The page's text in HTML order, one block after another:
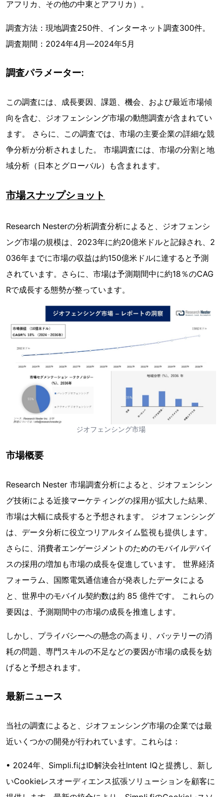
アフリカ、その他の中東とアフリカ）。
調査方法：現地調査250件、インターネット調査300件。
調査期間：2024年4月―2024年5月
調査パラメーター:
この調査には、成長要因、課題、機会、および最近市場傾
向を含む、ジオフェンシング市場の動態調査が含まれてい
ます。 さらに、この調査では、市場の主要企業の詳細な競
争分析が分析されました。 市場調査には、市場の分割と地
域分析（日本とグローバル）も含まれます。
市場スナップショット
Research Nesterの分析調査分析によると、ジオフェンシ
ング市場の規模は、2023年に約20億米ドルと記録され、2
036年までに市場の収益は約150億米ドルに達すると予測
されています。さらに、市場は予測期間中に約18％のCAG
Rで成長する態勢が整っています。
ジオフェンシング市場
市場概要
Research Nester 市場調査分析によると、ジオフェンシン
グ技術による近接マーケティングの採用が拡大した結果、
市場は大幅に成長すると予想されます。 ジオフェンシング
は、データ分析に役立つリアルタイム監視も提供します。
さらに、消費者エンゲージメントのためのモバイルデバイ
スの採用の増加も市場の成長を促進しています。 世界経済
フォーラム、国際電気通信連合が発表したデータによる
と、世界中のモバイル契約数は約 85 億件です。 これらの
要因は、予測期間中の市場の成長を推進します。
しかし、プライバシーへの懸念の高まり、バッテリーの消
耗の問題、専門スキルの不足などの要因が市場の成長を妨
げると予想されます。
最新ニュース
当社の調査によると、ジオフェンシング市場の企業では最
近いくつかの開発が行われています。これらは：
• 2024年、Simpli.fiはID解決会社Intent IQと提携し、新し
いCookieレスオーディエンス拡張ソリューションを顧客に